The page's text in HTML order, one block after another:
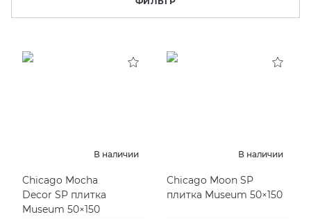
PAMESA
SANT’AGOSTINO
ГРАНИТЕЯ
XXL Pamesa
УНИТАЗЫ И ПИCCУАРЫ
В наличии
Chicago Mocha
Decor SP плитка
Museum 50×150
В наличии
Chicago Moon SP
плитка Museum 50×150